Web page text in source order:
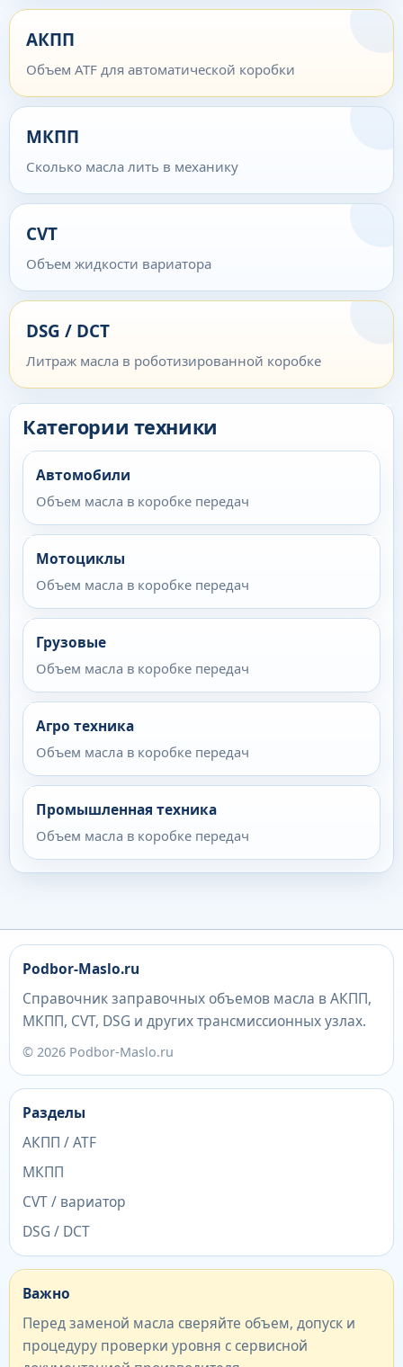
АКПП
Объем ATF для автоматической коробки
МКПП
Сколько масла лить в механику
CVT
Объем жидкости вариатора
DSG / DCT
Литраж масла в роботизированной коробке
Категории техники
Автомобили
Объем масла в коробке передач
Мотоциклы
Объем масла в коробке передач
Грузовые
Объем масла в коробке передач
Агро техника
Объем масла в коробке передач
Промышленная техника
Объем масла в коробке передач
Podbor-Maslo.ru
Справочник заправочных объемов масла в АКПП,
МКПП, CVT, DSG и других трансмиссионных узлах.
© 2026 Podbor-Maslo.ru
Разделы
АКПП / ATF
МКПП
CVT / вариатор
DSG / DCT
Важно
Перед заменой масла сверяйте объем, допуск и
процедуру проверки уровня с сервисной